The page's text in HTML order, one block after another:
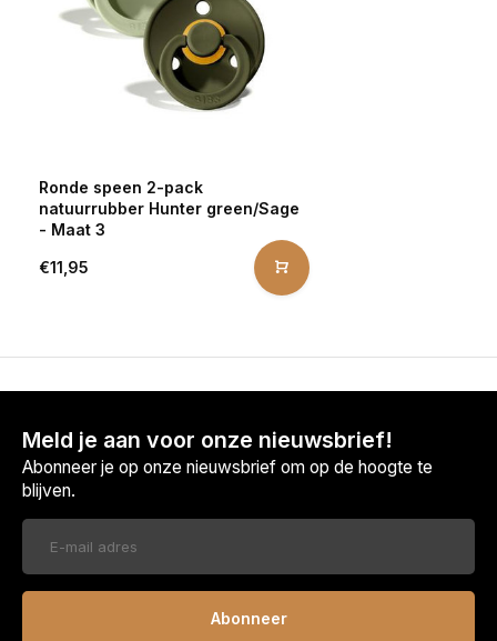
Ronde speen 2-pack
natuurrubber Hunter green/Sage
- Maat 3
€11,95
Meld je aan voor onze nieuwsbrief!
Abonneer je op onze nieuwsbrief om op de hoogte te
blijven.
Abonneer